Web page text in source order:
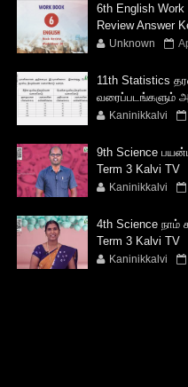
6th English Work
Review Answer
Unknown
11th Statistics
வரைப்படங்களும்
Kaninikkalvi
9th Science
Term 3 Kalvi TV
Kaninikkalvi
4th Science நாம்
Term 3 Kalvi TV
Kaninikkalvi